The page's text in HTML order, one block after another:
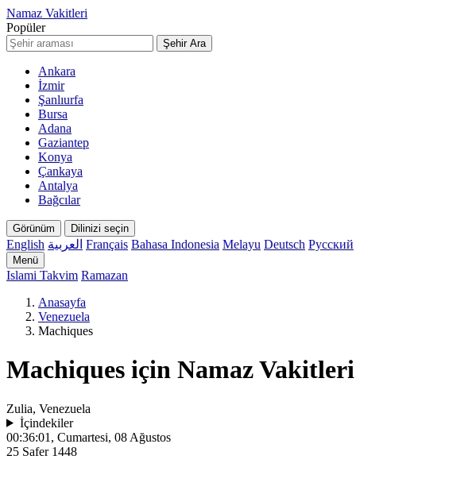
Namaz Vakitleri
Popüler
Şehir Ara
Ankara
İzmir
Şanlıurfa
Bursa
Adana
Gaziantep
Konya
Çankaya
Antalya
Bağcılar
Görünüm Dilinizi seçin
English العربية Français Bahasa Indonesia Melayu Deutsch Русский
Menü
Islami Takvim Ramazan
Anasayfa
Venezuela
Machiques
Machiques için Namaz Vakitleri
Zulia, Venezuela
İçindekiler
00:36:01 , Cumartesi, 08 Ağustos
25 Safer 1448